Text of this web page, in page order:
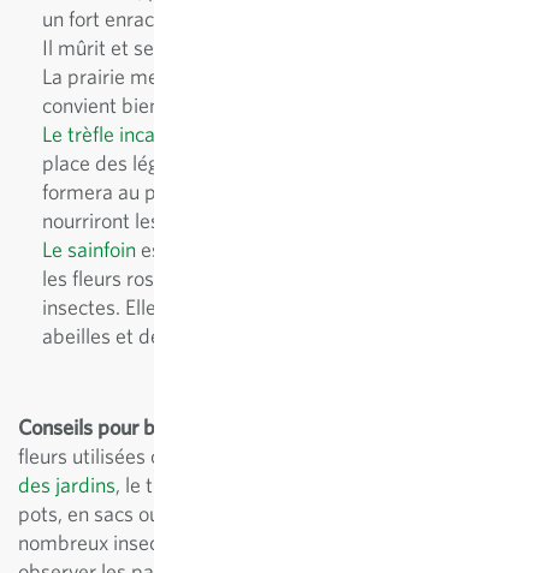
un fort enracinement et est très apprécié des abeilles.
Il mûrit et se ressème après 80 jours.
La prairie mellifère
convient bien en tant que semis tardif au potager.
Le trèfle incarnat
place des légumes d'hiver. Conservé en hiver, il
formera au printemps de belles fleurs rouges qui
nourriront les abeilles.
Le sainfoin est une vivace rustique et indigène dont
les fleurs roses parfumées attirent de nombreux
insectes. Elle est particulièrement appréciée des
abeilles et des papillons.
Conseils pour balcons et terrasses:
fleurs utilisées comme engrais vert, telles que
des jardins, le trèfle incarnat ou le sainfoin, cultivées en
pots, en sacs ou dans d'autres récipients, attirent de
nombreux insectes... sans oublier les enfants qui aiment